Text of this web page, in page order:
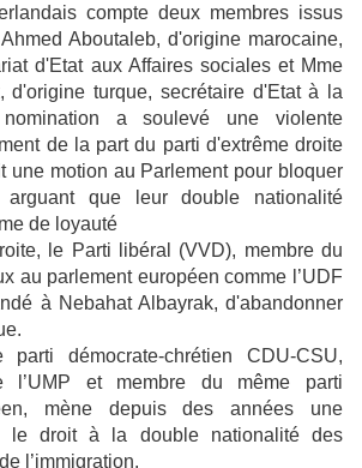
compte deux membres issus
Aboutaleb, d'origine marocaine,
d'Etat aux Affaires sociales et Mme
d'origine turque, secrétaire d'Etat à la
a soulevé une violente
de la part du parti d'extrême droite
une motion au Parlement pour bloquer
arguant que leur double nationalité
de loyauté
le Parti libéral (VVD), membre du
au parlement européen comme l’UDF
à Nebahat Albayrak, d'abandonner
démocrate-chrétien CDU-CSU,
l’UMP et membre du même parti
mène depuis des années une
le droit à la double nationalité des
l’immigration.